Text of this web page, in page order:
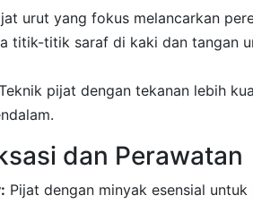
urut yang fokus melancarkan
titik-titik saraf di kaki dan tangan
pijat dengan tekanan lebih
dan Perawatan
Pijat dengan minyak esensial